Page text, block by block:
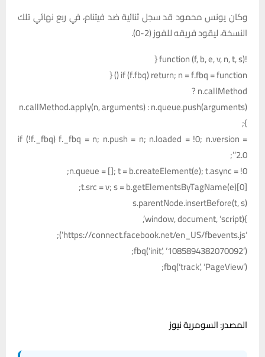
وكان يونس محمود قد سجل ثنائية ضد فيتنام، في ربع نهائي تلك
النسخة، ليقود فريقه للفوز (2-0).
!function (f, b, e, v, n, t, s) {
if (f.fbq) return; n = f.fbq = function () {
n.callMethod ?
n.callMethod.apply(n, arguments) : n.queue.push(arguments)
};
if (!f._fbq) f._fbq = n; n.push = n; n.loaded = !0; n.version =
‘2.0’;
n.queue = []; t = b.createElement(e); t.async = !0;
t.src = v; s = b.getElementsByTagName(e)[0];
s.parentNode.insertBefore(t, s)
}(window, document, ‘script’,
‘https://connect.facebook.net/en_US/fbevents.js’);
fbq(‘init’, ‘1085894382070092’);
fbq(‘track’, ‘PageView’);
المصدر: السومرية نيوز